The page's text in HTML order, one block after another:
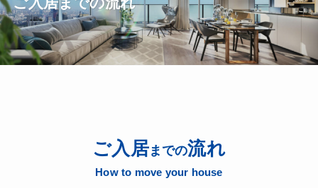
ご入居までの流れ
How to move your house